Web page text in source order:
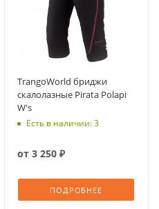
TrangoWorld бриджи
скалолазные Pirata Polapi
W's
Есть в наличии: 3
от 3 250 ₽
ПОДРОБНЕЕ